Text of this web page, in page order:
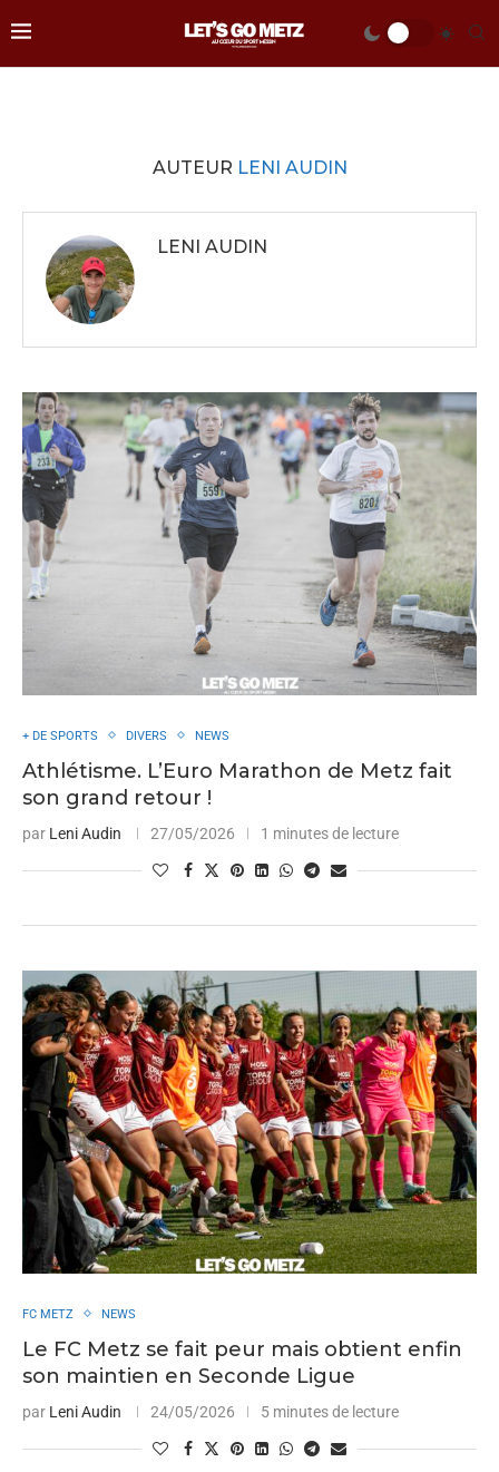
AUTEUR LENI AUDIN
LENI AUDIN
+ DE SPORTS DIVERS NEWS
Athlétisme. L’Euro Marathon de Metz fait
son grand retour !
par Leni Audin 27/05/2026 1 minutes de lecture
FC METZ NEWS
Le FC Metz se fait peur mais obtient enfin
son maintien en Seconde Ligue
par Leni Audin 24/05/2026 5 minutes de lecture